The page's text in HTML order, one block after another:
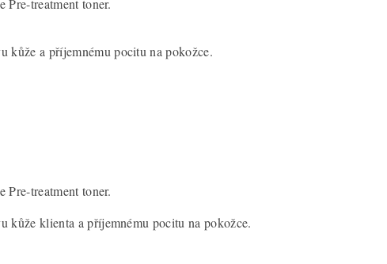
Pre-treatment toner.
kůže a příjemnému pocitu na pokožce.
Pre-treatment toner.
kůže klienta a příjemnému pocitu na pokožce.